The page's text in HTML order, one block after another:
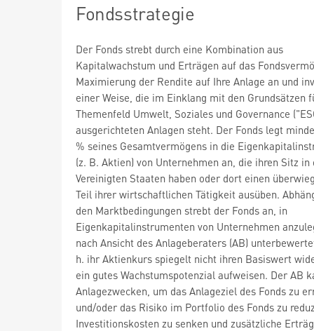
Fondsstrategie
Der Fonds strebt durch eine Kombination aus
Kapitalwachstum und Erträgen auf das
Maximierung der Rendite auf Ihre Anlage an und
einer Weise, die im Einklang mit den Grundsätzen
Themenfeld Umwelt, Soziales und Governance
ausgerichteten Anlagen steht. Der Fonds legt
% seines Gesamtvermögens in die
(z. B. Aktien) von Unternehmen an, die ihren Sitz in
Vereinigten Staaten haben oder dort einen
Teil ihrer wirtschaftlichen Tätigkeit ausüben.
den Marktbedingungen strebt der Fonds an, in
Eigenkapitalinstrumenten von Unternehmen
nach Ansicht des Anlageberaters (AB)
h. ihr Aktienkurs spiegelt nicht ihren Basiswert
ein gutes Wachstumspotenzial aufweisen. Der AB
Anlagezwecken, um das Anlageziel des Fonds zu
und/oder das Risiko im Portfolio des Fonds zu
Investitionskosten zu senken und zusätzliche